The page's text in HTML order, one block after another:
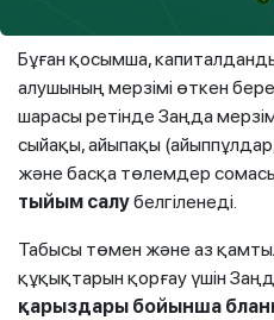
Бұған қосымша,
алушының мерзімі өткен
шарасы ретінде Заңда
сыйақы, айыпақы
және басқа төлемдер
тыйым салубелгіленеді.
Табысы төмен және аз
құқықтарын қорғау үшін
қарыздары бойынша